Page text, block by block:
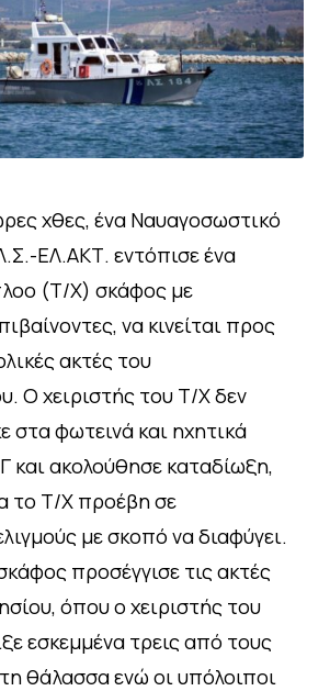
χθες, ένα Ναυαγοσωστικό
ΕΛ.ΑΚΤ. εντόπισε ένα
(Τ/Χ) σκάφος με
να κινείται προς
ακτές του
Ο χειριστής του Τ/Χ δεν
φωτεινά και ηχητικά
και ακολούθησε καταδίωξη,
το Τ/Χ προέβη σε
με σκοπό να διαφύγει.
προσέγγισε τις ακτές
όπου ο χειριστής του
εσκεμμένα τρεις από τους
θάλασσα ενώ οι υπόλοιποι